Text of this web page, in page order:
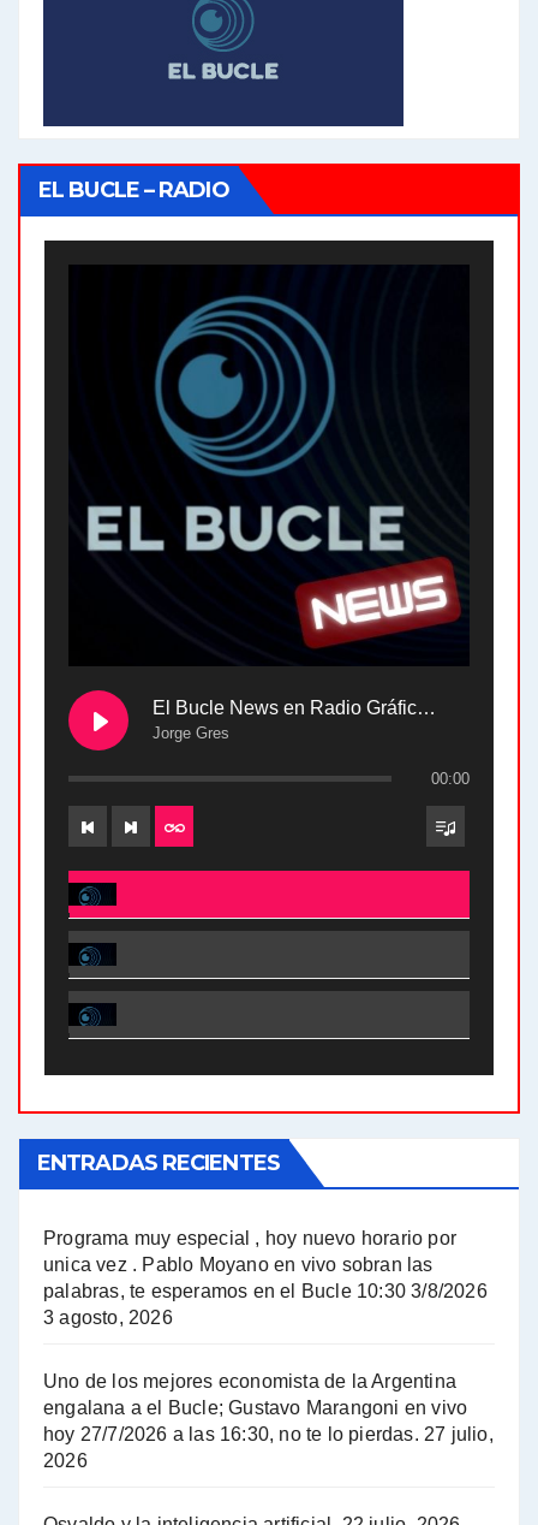
EL BUCLE – RADIO
El Bucle News en Radio Gráfica. Bloque 2 . 28.04.24
Jorge Gres
00:00
El Bucle News en Radio Gráfica. Bloque 2 . 28.04.24 - Jorge Gres
El Bucle News en Radio Gráfica. Bloque 1 . 28.04.24 - Jorge Gres
El Bucle News en Radio Gráfica. Bloque 2 . 21.04.24 - Jorge Gres
A mayor poder al empresariado le cuesta encontrar resistencia - Jose Urtubey con Jorge Gres
Hugo Yasky : Día de la Militancia - Hugo Yasky con Jorge Gres
ENTRADAS RECIENTES
Programa muy especial , hoy nuevo horario por
unica vez . Pablo Moyano en vivo sobran las
palabras, te esperamos en el Bucle 10:30 3/8/2026
3 agosto, 2026
Uno de los mejores economista de la Argentina
engalana a el Bucle; Gustavo Marangoni en vivo
hoy 27/7/2026 a las 16:30, no te lo pierdas. 27 julio,
2026